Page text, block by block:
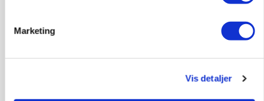
Marketing
Vis detaljer